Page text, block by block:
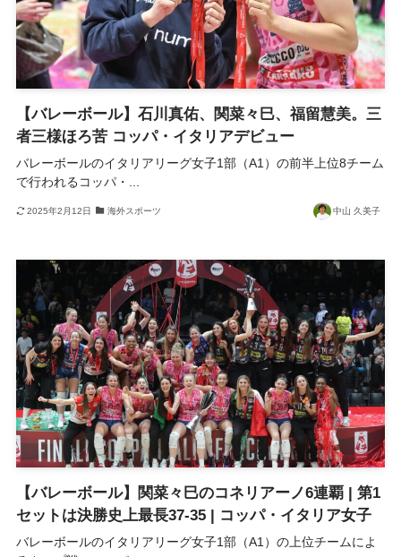
【バレーボール】石川真佑、関菜々巳、福留慧美。三
者三様ほろ苦 コッパ・イタリアデビュー
バレーボールのイタリアリーグ女子1部（A1）の前半上位8チーム
で行われるコッパ・...
2025年2月12日 海外スポーツ 中山 久美子
【バレーボール】関菜々巳のコネリアーノ6連覇 | 第1
セットは決勝史上最長37-35 | コッパ・イタリア女子
バレーボールのイタリアリーグ女子1部（A1）の上位チームによ